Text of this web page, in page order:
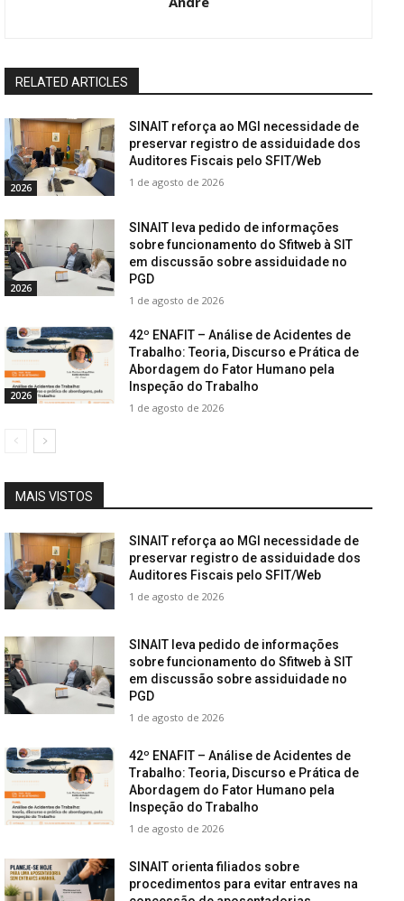
RELATED ARTICLES
2026
SINAIT reforça ao MGI necessidade de
preservar registro de assiduidade dos
Auditores Fiscais pelo SFIT/Web
1 de agosto de 2026
2026
SINAIT leva pedido de informações
sobre funcionamento do Sfitweb à SIT
em discussão sobre assiduidade no
PGD
1 de agosto de 2026
2026
42º ENAFIT – Análise de Acidentes de
Trabalho: Teoria, Discurso e Prática de
Abordagem do Fator Humano pela
Inspeção do Trabalho
1 de agosto de 2026
MAIS VISTOS
SINAIT reforça ao MGI necessidade de
preservar registro de assiduidade dos
Auditores Fiscais pelo SFIT/Web
1 de agosto de 2026
SINAIT leva pedido de informações
sobre funcionamento do Sfitweb à SIT
em discussão sobre assiduidade no
PGD
1 de agosto de 2026
42º ENAFIT – Análise de Acidentes de
Trabalho: Teoria, Discurso e Prática de
Abordagem do Fator Humano pela
Inspeção do Trabalho
1 de agosto de 2026
SINAIT orienta filiados sobre
procedimentos para evitar entraves na